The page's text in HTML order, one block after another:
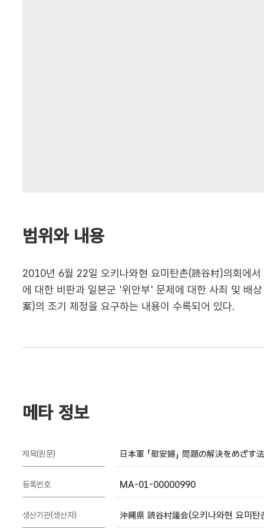
범위와 내용
2010년 6월 22일 오키나와현 요미탄촌(読谷村)의회에
에 대한 비판과 일본군 '위안부' 문제에 대한 사죄 및 배
案)의 조기 제정을 요구하는 내용이 수록되어 있다.
메타 정보
제목(원문) 日本軍 「慰安婦」 問題の解決をめざす
등록번호 MA-01-00000990
생산기관(생산자) 沖縄県 読谷村議会(오키나와현 요미탄